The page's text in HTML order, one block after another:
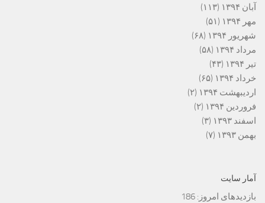
آبان ۱۳۹۴
(۱۱۳)
مهر ۱۳۹۴
(۵۱)
شهریور ۱۳۹۴
(۶۸)
مرداد ۱۳۹۴
(۵۸)
تیر ۱۳۹۴
(۴۳)
خرداد ۱۳۹۴
(۶۵)
اردیبهشت ۱۳۹۴
(۲)
فروردین ۱۳۹۴
(۲)
اسفند ۱۳۹۳
(۳)
بهمن ۱۳۹۳
(۷)
آمار سایت
بازدیدهای امروز: 186